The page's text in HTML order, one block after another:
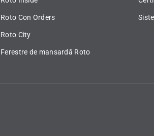
Roto Con Orders
Roto City
Ferestre de mansardă Roto